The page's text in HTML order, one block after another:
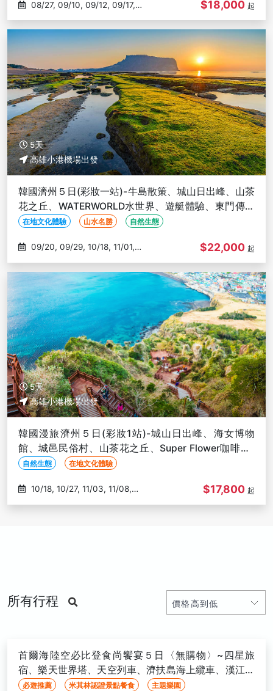
09/19
$18,000 起
5天
高雄小港機場出發
韓國濟州５日(彩妝一站)-牛島散策、城山日出峰、山茶
花之丘、WATERWORLD水世界、遊艇體驗、東門傳統
市場-高雄出發
在地文化體驗 山水名勝 自然生態
11/03
$22,000 起
5天
高雄小港機場出發
韓國漫旅濟州５日(彩妝1站)-城山日出峰、海女博物
館、城邑民俗村、山茶花之丘、Super Flower咖啡廳-
高雄出發
自然生態 在地文化體驗
11/10
$17,800 起
所有行程
首爾海陸空必比登食尚饗宴５日〈無購物〉~四星旅
宿、樂天世界塔、天空列車、濟扶島海上纜車、漢江遊
覽船、自由購物樂-高雄出發
必遊推薦 米其林認證景點餐食 主題樂園